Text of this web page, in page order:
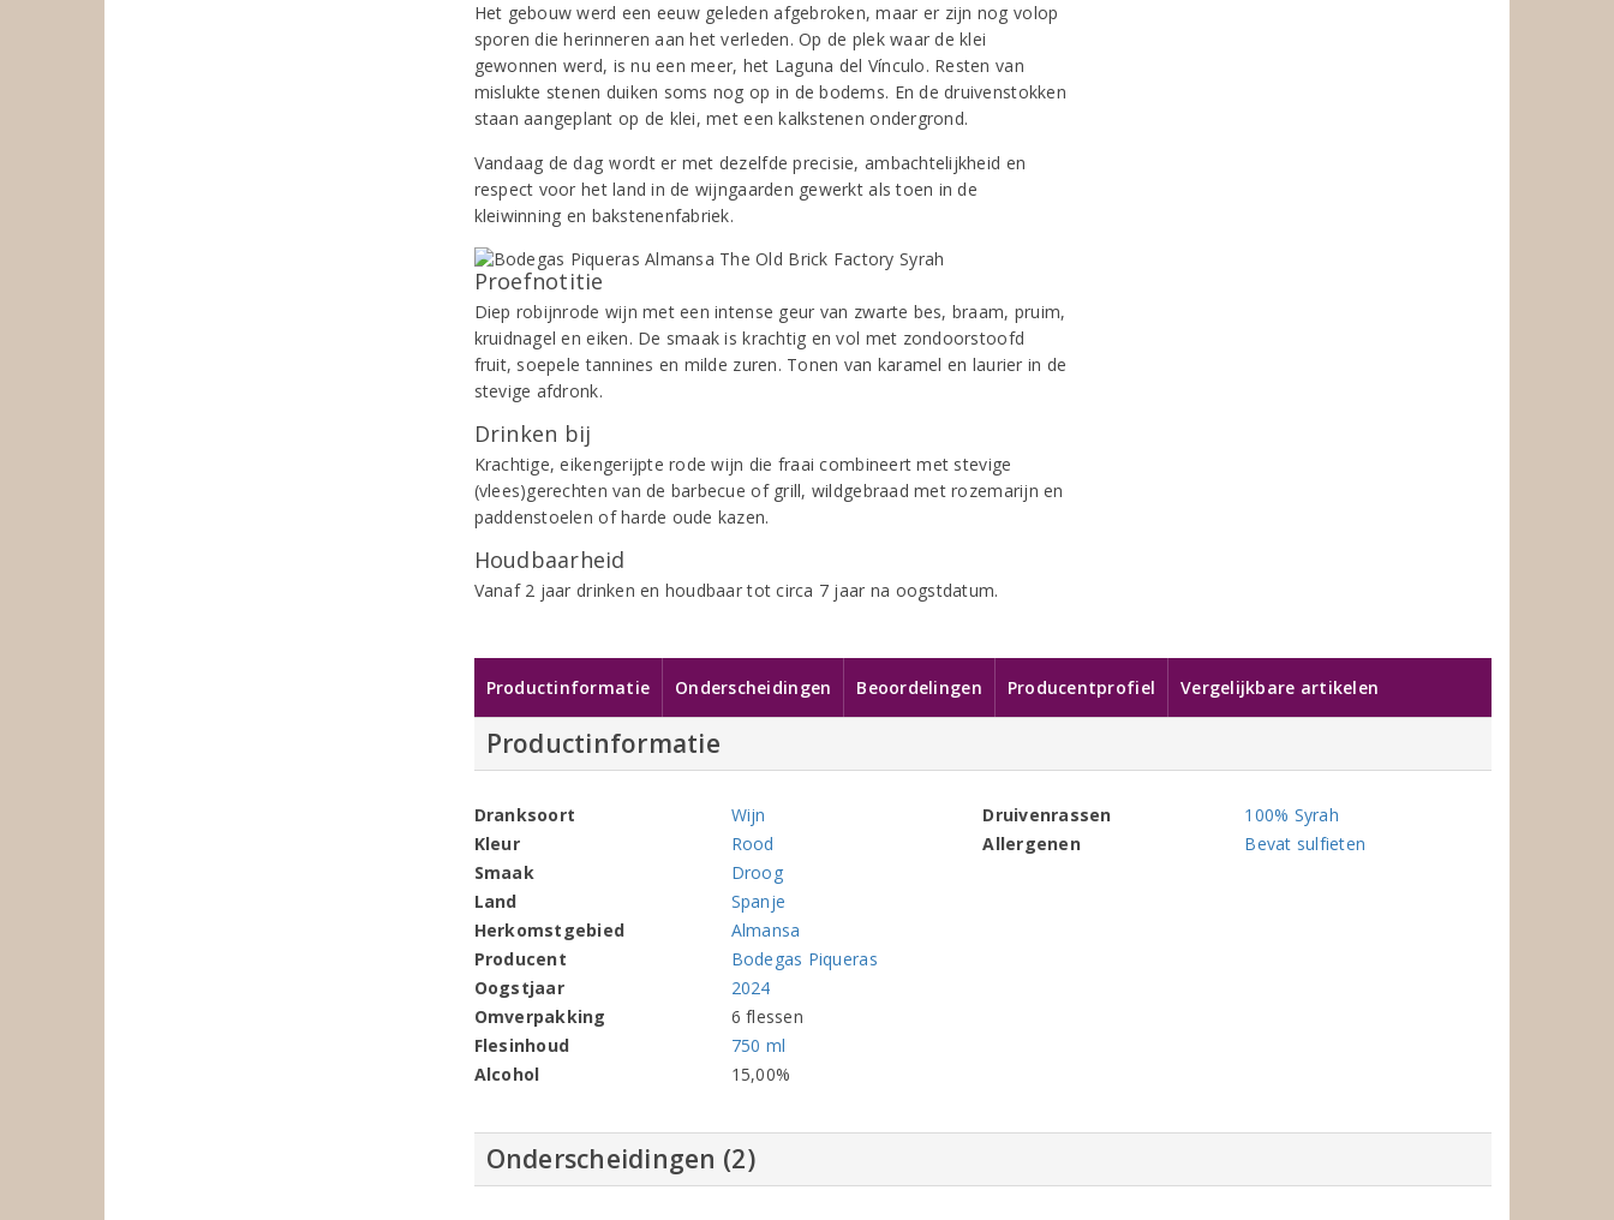
Het gebouw werd een eeuw geleden afgebroken, maar er zijn nog volop
sporen die herinneren aan het verleden. Op de plek waar de klei
gewonnen werd, is nu een meer, het Laguna del Vínculo. Resten van
mislukte stenen duiken soms nog op in de bodems. En de druivenstokken
staan aangeplant op de klei, met een kalkstenen ondergrond.
Vandaag de dag wordt er met dezelfde precisie, ambachtelijkheid en
respect voor het land in de wijngaarden gewerkt als toen in de
kleiwinning en bakstenenfabriek.
Proefnotitie
Diep robijnrode wijn met een intense geur van zwarte bes, braam, pruim,
kruidnagel en eiken. De smaak is krachtig en vol met zondoorstoofd
fruit, soepele tannines en milde zuren. Tonen van karamel en laurier in de
stevige afdronk.
Drinken bij
Krachtige, eikengerijpte rode wijn die fraai combineert met stevige
(vlees)gerechten van de barbecue of grill, wildgebraad met rozemarijn en
paddenstoelen of harde oude kazen.
Houdbaarheid
Vanaf 2 jaar drinken en houdbaar tot circa 7 jaar na oogstdatum.
Productinformatie Onderscheidingen Beoordelingen Producentprofiel Vergelijkbare artikelen
Productinformatie
Dranksoort
Wijn
Kleur
Rood
Smaak
Droog
Land
Spanje
Herkomstgebied
Almansa
Producent
Bodegas Piqueras
Oogstjaar
2024
Omverpakking
6 flessen
Flesinhoud
750 ml
Alcohol
15,00%
Druivenrassen
100% Syrah
Allergenen
Bevat sulfieten
Onderscheidingen (2)